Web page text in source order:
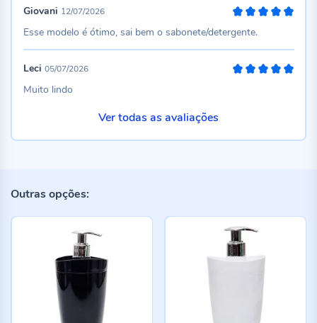
Giovani 12/07/2026
Esse modelo é ótimo, sai bem o sabonete/detergente.
Leci 05/07/2026
Muito lindo
Ver todas as avaliações
Outras opções: